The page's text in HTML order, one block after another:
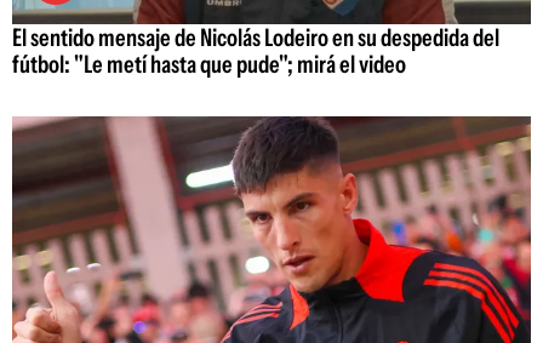
El sentido mensaje de Nicolás Lodeiro en su despedida del
fútbol: "Le metí hasta que pude"; mirá el video